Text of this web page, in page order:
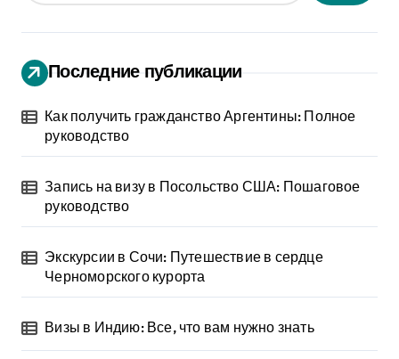
Последние публикации
Как получить гражданство Аргентины: Полное
руководство
Запись на визу в Посольство США: Пошаговое
руководство
Экскурсии в Сочи: Путешествие в сердце
Черноморского курорта
Визы в Индию: Все, что вам нужно знать